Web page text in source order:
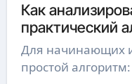
Как
практический
Для начинающих
простой алгоритм: